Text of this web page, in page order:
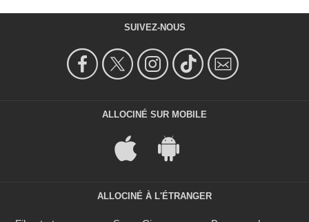
SUIVEZ-NOUS
ALLOCINÉ SUR MOBILE
ALLOCINÉ À L'ÉTRANGER